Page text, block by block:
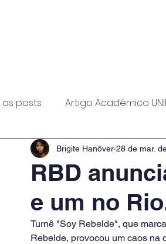
os posts Artigo Acadêmico
RBD
e um no
Brigite Hanôver 28 de mar.
Turnê "Soy Rebelde", que
Rebelde, provocou um caos na